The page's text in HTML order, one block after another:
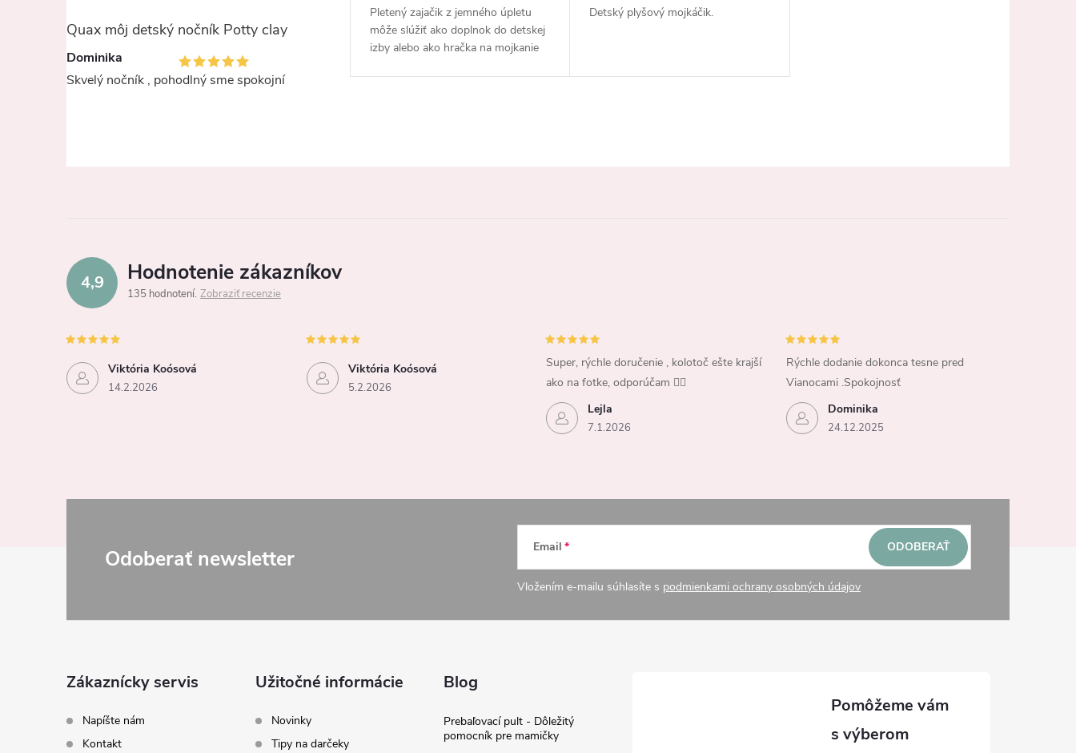
Quax môj detský nočník Potty clay
Dominika
Skvelý nočník , pohodlný sme spokojní
Pletený zajačik z jemného úpletu
môže slúžiť ako doplnok do detskej
izby alebo ako hračka na mojkanie
Detský plyšový mojkáčik.
c
i
e
ý
i
4,9 Hodnotenie zákazníkov
135 hodnotení Zobraziť recenzie
Viktória Koósová
14.2.2026
Viktória Koósová
5.2.2026
Lejla
7.1.2026
Super, rýchle doručenie , kolotoč ešte krajší
ako na fotke, odporúčam 👍🏻
Dominika
24.12.2025
Rýchle dodanie dokonca tesne pred
Vianocami .Spokojnosť
Odoberať newsletter Email
Vložením e-mailu súhlasíte s podmienkami ochrany osobných údajov
ODOBERAŤ
Zákaznícky servis
Napíšte nám
Kontakt
Užitočné informácie
Novinky
Tipy na darčeky
Blog
Prebaľovací pult - Dôležitý
pomocník pre mamičky